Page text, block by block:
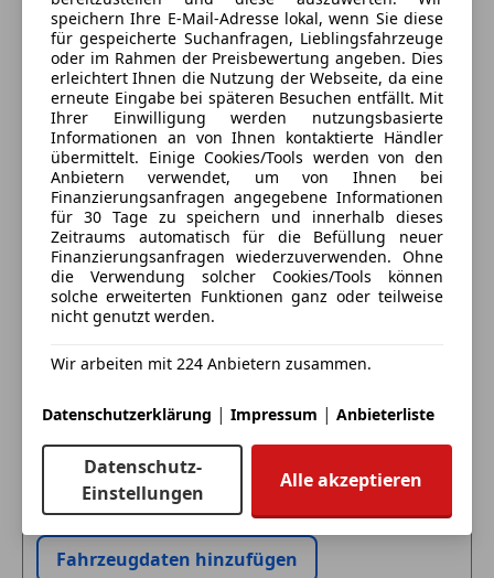
Fahrerairbag
Fernlichtassistent
Isofix
Kopfairbag
Laserlicht
LED-Tagfahrlicht
Müdigkeitswarnsystem
Nachtsicht-Assistent
Nebelscheinwerfer
Notbremsassistent
Notrufsystem
Reifendruckkontrollsystem
Servolenkung
Totwinkel-Assistent
Traktionskontrolle
Verkehrszeichenerkennung
Wegfahrsperre
Zentralverriegelung
Extras
Exklusiv-Paket
Fahrassistenz-System: Driving Assistant Professional
Innenausstattung: Interieurleisten Carbon
Innenausstattung: Voll-Leder Individual Merino
Komfort-Paket
M Multifunktionssitze vorn
M Sport Pro Paket
Metallic-Lackierung
Parkassistent-Paket Professional
Servolenkung Integral - Aktivlenkung
Sitzausstattung: 6-Sitzer
Sonnenschutzverglasung (hinten abgedunkelt)
Standheizung
Travel und Comfort System
Aerodynamik-Paket
Airbag Fahrer-/Beifahrerseite
Alarmanlage
Ambiente-Beleuchtung
Anhänger-Stabilisierungs-Programm (ASL)
Anti-Blockier-System (ABS)
Alle Fahrzeuge des Anbieters
Anbieter kontaktieren
Deine Nachricht
Eintauschwagen: Kaufen und verkaufen in nur einem
Schritt
Ich möchte mein Auto in Zahlung geben
(unverbindlich).
Fahrzeugdaten hinzufügen
speichern Ihre E-Mail-Adresse lokal, wenn Sie diese
für gespeicherte Suchanfragen, Lieblingsfahrzeuge
oder im Rahmen der Preisbewertung angeben. Dies
erleichtert Ihnen die Nutzung der Webseite, da eine
erneute Eingabe bei späteren Besuchen entfällt. Mit
Ihrer Einwilligung werden nutzungsbasierte
Informationen an von Ihnen kontaktierte Händler
übermittelt. Einige Cookies/Tools werden von den
Anbietern verwendet, um von Ihnen bei
Finanzierungsanfragen angegebene Informationen
für 30 Tage zu speichern und innerhalb dieses
Zeitraums automatisch für die Befüllung neuer
Finanzierungsanfragen wiederzuverwenden. Ohne
die Verwendung solcher Cookies/Tools können
solche erweiterten Funktionen ganz oder teilweise
nicht genutzt werden.
Wir arbeiten mit 224 Anbietern zusammen.
Datenschutzerklärung | Impressum | Anbieterliste
Datenschutz-
Einstellungen
Alle akzeptieren